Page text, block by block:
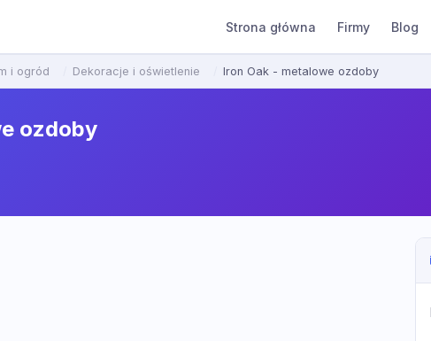
Strona główna Firmy Blog
i ogród Dekoracje i oświetlenie Iron Oak - metalowe ozdoby
ozdoby